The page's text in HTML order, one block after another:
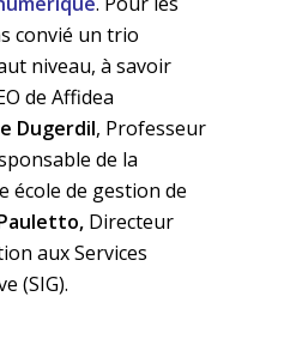
convié un trio
niveau, à savoir
de Affidea
Dugerdil, Professeur
de la
école de gestion de
Directeur
aux Services
(SIG).